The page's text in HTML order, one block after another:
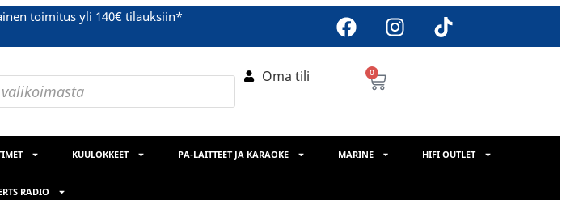
toimitus yli 140€ tilauksiin*
Oma tili 0
KUULOKKEET PA-LAITTEET JA KARAOKE MARINE HIFI OUTLET
RADIO